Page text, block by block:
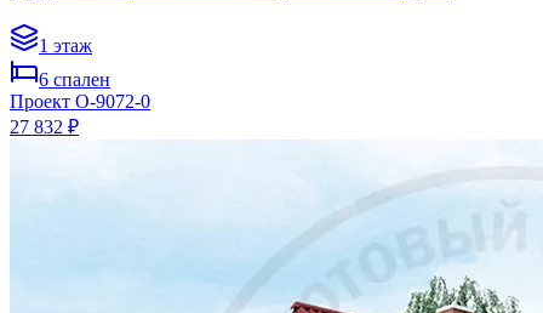
1 этаж
6 спален
Проект O-9072-0
27 832 ₽